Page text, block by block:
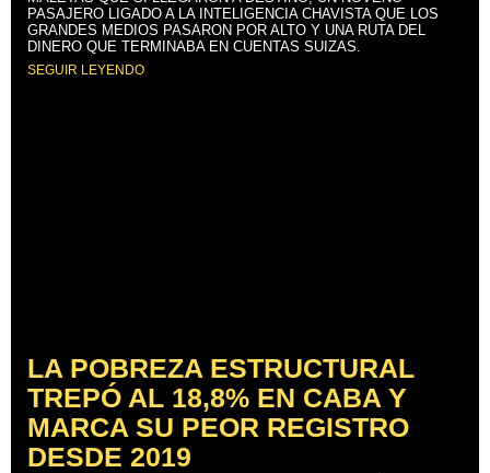
PASAJERO LIGADO A LA INTELIGENCIA CHAVISTA QUE LOS
GRANDES MEDIOS PASARON POR ALTO Y UNA RUTA DEL
DINERO QUE TERMINABA EN CUENTAS SUIZAS.
SEGUIR LEYENDO
LA POBREZA ESTRUCTURAL
TREPÓ AL 18,8% EN CABA Y
MARCA SU PEOR REGISTRO
DESDE 2019